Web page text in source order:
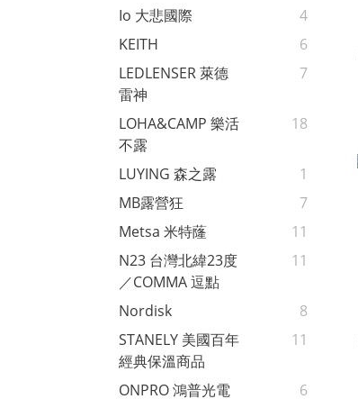
Io 大悲國際
4
KEITH
6
LEDLENSER 萊德
雷神
7
LOHA&CAMP 樂活
不露
18
LUYING 森之露
1
MB露營狂
7
Metsa 米特蕯
11
N23 台灣北緯23度
／COMMA 逗點
11
Nordisk
8
STANELY 美國百年
經典保溫商品
11
ONPRO 鴻普光電
6